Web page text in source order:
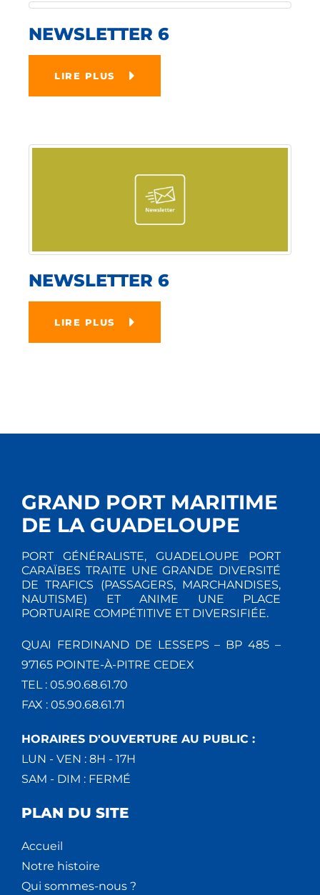
NEWSLETTER 6
LIRE PLUS
NEWSLETTER 6
LIRE PLUS
GRAND PORT MARITIME
DE LA GUADELOUPE
PORT GÉNÉRALISTE, GUADELOUPE PORT
CARAÏBES TRAITE UNE GRANDE DIVERSITÉ
DE TRAFICS (PASSAGERS, MARCHANDISES,
NAUTISME) ET ANIME UNE PLACE
PORTUAIRE COMPÉTITIVE ET DIVERSIFIÉE.
QUAI FERDINAND DE LESSEPS – BP 485 –
97165 POINTE-À-PITRE CEDEX
TEL : 05.90.68.61.70
FAX : 05.90.68.61.71
HORAIRES D'OUVERTURE AU PUBLIC :
LUN - VEN : 8H - 17H
SAM - DIM : FERMÉ
PLAN DU SITE
Accueil
Notre histoire
Qui sommes-nous ?